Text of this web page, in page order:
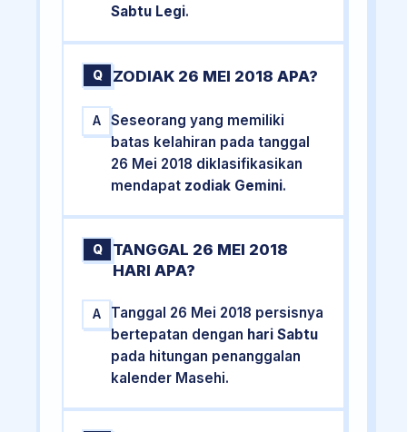
Sabtu Legi.
Q ZODIAK 26 MEI 2018 APA?
A
Seseorang yang memiliki
batas kelahiran pada tanggal
26 Mei 2018 diklasifikasikan
mendapat zodiak Gemini.
Q
TANGGAL 26 MEI 2018
HARI APA?
A
Tanggal 26 Mei 2018 persisnya
bertepatan dengan hari Sabtu
pada hitungan penanggalan
kalender Masehi.